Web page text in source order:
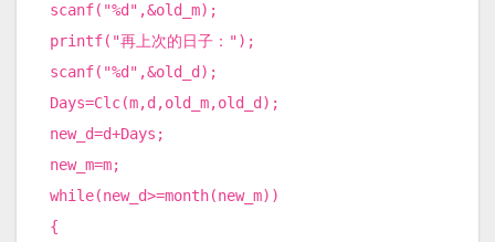
scanf("%d",&old_m);
printf("再上次的日子：");
scanf("%d",&old_d);
Days=Clc(m,d,old_m,old_d);
new_d=d+Days;
new_m=m;
while(new_d>=month(new_m))
{